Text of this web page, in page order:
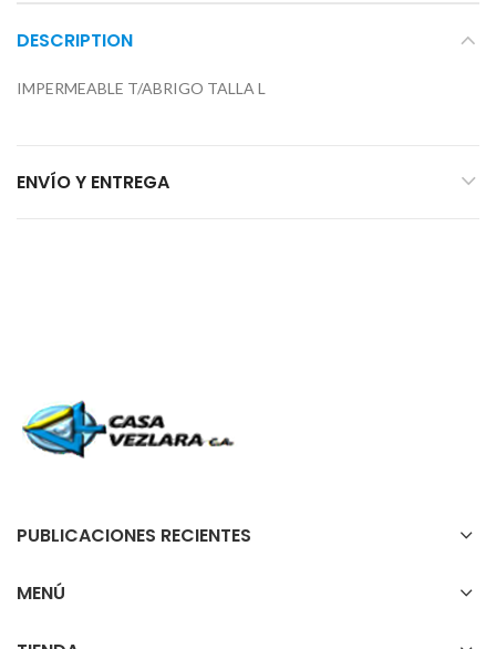
DESCRIPTION
IMPERMEABLE T/ABRIGO TALLA L
ENVÍO Y ENTREGA
PUBLICACIONES RECIENTES
MENÚ